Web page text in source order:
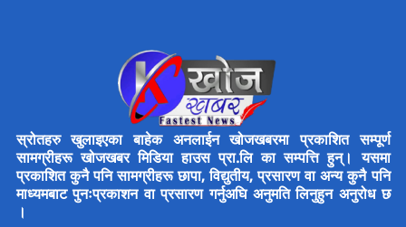
स्रोतहरु खुलाइएका बाहेक अनलाईन खोजखबरमा प्रकाशित सम्पूर्ण
सामग्रीहरू खोजखबर मिडिया हाउस प्रा.लि का सम्पत्ति हुन्। यसमा
प्रकाशित कुनै पनि सामग्रीहरू छापा, विद्युतीय, प्रसारण वा अन्य कुनै पनि
माध्यमबाट पुनःप्रकाशन वा प्रसारण गर्नुअघि अनुमति लिनुहुन अनुरोध छ
।